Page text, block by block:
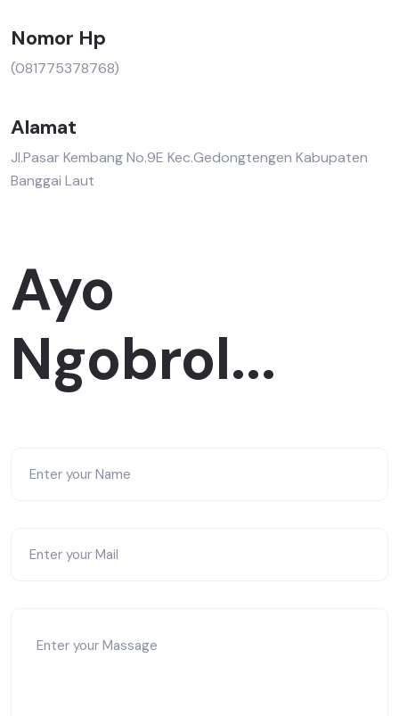
Nomor Hp
(081775378768)
Alamat
Jl.Pasar Kembang No.9E Kec.Gedongtengen Kabupaten
Banggai Laut
Ayo
Ngobrol...